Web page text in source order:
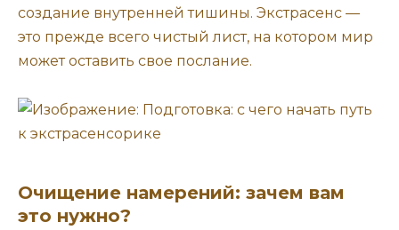
создание внутренней тишины. Экстрасенс —
это прежде всего чистый лист, на котором мир
может оставить свое послание.
Очищение намерений: зачем вам
это нужно?